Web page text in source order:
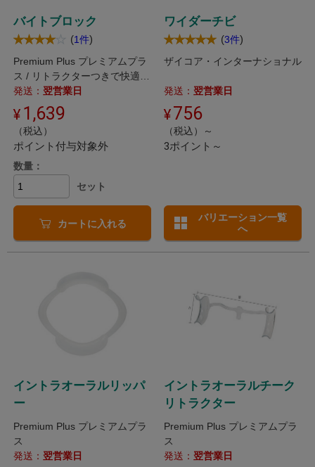
バイトブロック
(1件)
Premium Plus プレミアムプラ
ス / リトラクターつきで快適に
診療可能なバイトブロック。
発送： 翌営業日
1,639
（税込）
ポイント付与対象外
数量：
セット
カートに入れる
ワイダーチビ
(3件)
ザイコア・インターナショナル
発送： 翌営業日
756
（税込）～
3ポイント～
バリエーション一覧
へ
イントラオーラルリッパ
ー
Premium Plus プレミアムプラ
ス
発送： 翌営業日
イントラオーラルチーク
リトラクター
Premium Plus プレミアムプラ
ス
発送： 翌営業日